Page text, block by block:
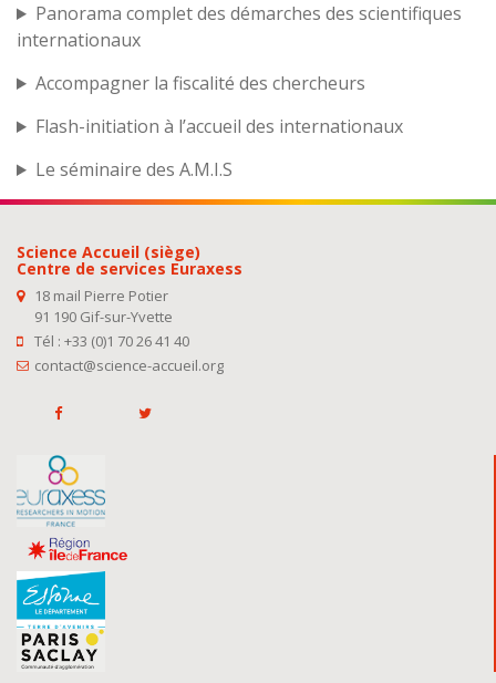
Panorama complet des démarches des scientifiques
internationaux
Accompagner la fiscalité des chercheurs
Flash-initiation à l’accueil des internationaux
Le séminaire des A.M.I.S
Science Accueil (siège)
Centre de services Euraxess
18 mail Pierre Potier
91 190 Gif-sur-Yvette
Tél : +33 (0)1 70 26 41 40
contact@science-accueil.org